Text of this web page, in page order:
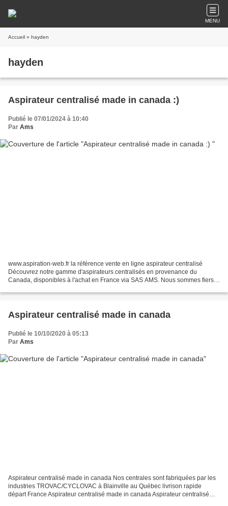
MENU
Accueil » hayden
hayden
Aspirateur centralisé made in canada :)
Publié le 07/01/2024 à 10:40
Par Ams
www.aspiration-web.fr la référence vente en ligne aspirateur centralisé
Découvrez notre gamme d'aspirateurs centralisés en provenance du
Canada, disponibles à l'achat en France via SAS AMS. Nous sommes fiers
Aspirateur centralisé made in canada
Publié le 10/10/2020 à 05:13
Par Ams
Aspirateur centralisé made in canada Nos centrales sont fabriquées par les
industries TROVAC/CYCLOVAC à Blainville au Québec livrison rapide
départ France Aspirateur centralisé made in canada Aspirateur centralisé